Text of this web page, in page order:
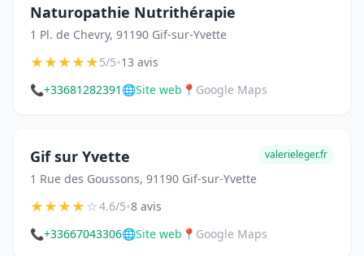
Naturopathie Nutrithérapie
1 Pl. de Chevry, 91190 Gif-sur-Yvette
★★★★★5/5•13 avis
📞+33681282391 🌐Site web 📍 Google Maps
Gif sur Yvette
1 Rue des Goussons, 91190 Gif-sur-Yvette
valerieleger.fr
★★★★☆4.6/5•8 avis
📞+33667043306🌐Site web 📍 Google Maps